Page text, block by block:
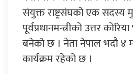
संयुक्त राष्ट्रसंघको एक
पूर्वप्रधानमन्त्रीको उत्तर
बनेको छ । नेता नेपाल भदौ ४
कार्यक्रम रहेको छ ।